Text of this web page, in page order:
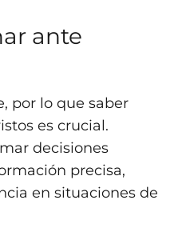
ante
por lo que saber
es crucial.
decisiones
precisa,
en situaciones de